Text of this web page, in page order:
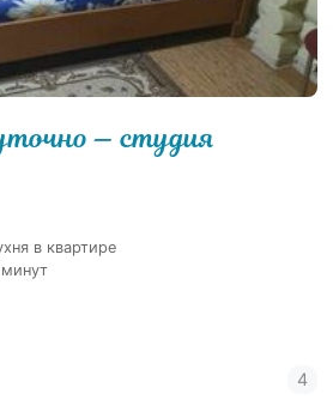
— студия
в квартире